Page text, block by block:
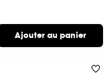
Ajouter au panier